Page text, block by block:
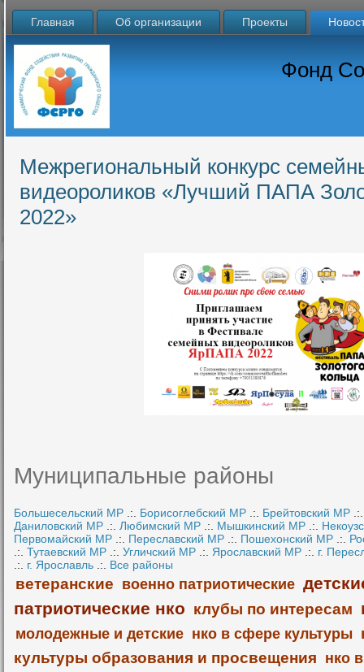
Главная Об организации Проекты
Фонд
Межрегиональный конкурс
видеороликов «Лучший ПАПА
2022»
Муниципальные районы
Большесельский МР .:. Борисоглебский МР .:. Брейтовский МР
Даниловский МР .:. Любимский МР .:. Мышкинский МР .:.
Первомайский МР .:. Переславский МР .:. Пошехонский МР .:.
.:. Тутаевский МР .:. Угличский МР .:. Ярославский МР .:. г.
.:. г. Ярославль .:. Все районы
ветеранские военно патриотические
патриотические нко клубы по интересам
молодежные и детские нко в сфере культуры
культуры образования и просвещения нко